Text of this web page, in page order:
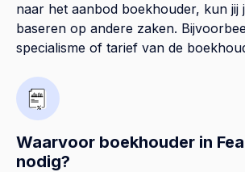
naar het aanbod boekhouder, kun jij
baseren op andere zaken.
specialisme of tarief van de
Waarvoor boekhouder in
nodig?